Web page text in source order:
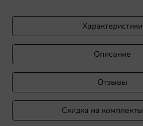
Характеристики
Описание
Отзывы
Скидка на комплекты